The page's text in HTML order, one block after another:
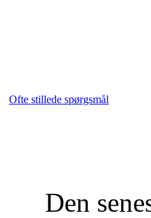
Ofte stillede spørgsmål
Den